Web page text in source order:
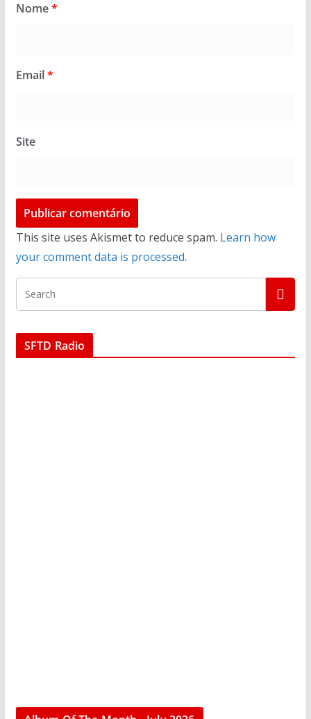
Nome*
Email*
Site
This site uses Akismet to reduce spam. Learn how
your comment data is processed.
SFTD Radio